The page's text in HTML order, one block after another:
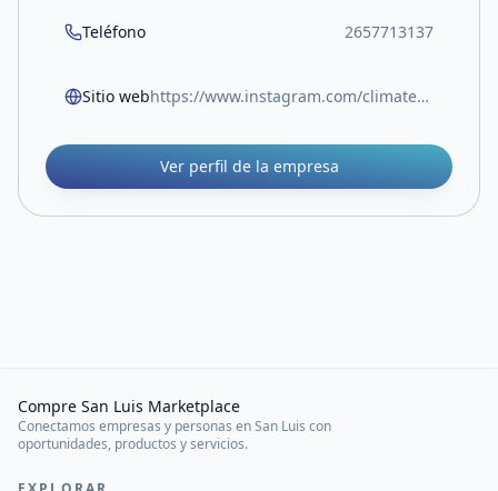
Teléfono 2657713137
Sitio web https://www.instagram.com/climatech.vm/
Ver perfil de la empresa
Compre San Luis Marketplace
Conectamos empresas y personas en San Luis con
oportunidades, productos y servicios.